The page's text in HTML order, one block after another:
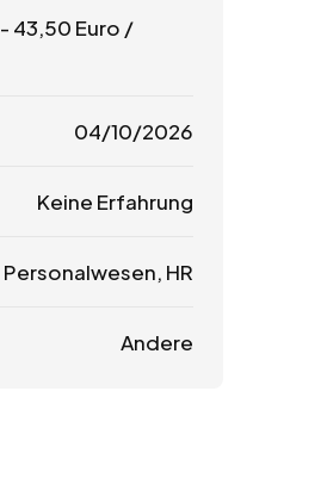
- 43,50 Euro /
04/10/2026
Keine Erfahrung
Personalwesen, HR
Andere